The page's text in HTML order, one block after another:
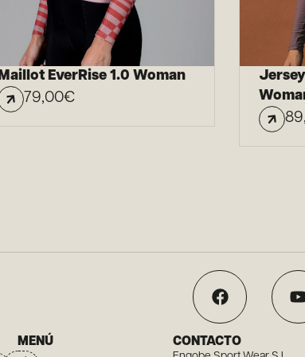
Maillot EverRise 1.0 Woman
79,00€
MENÚ CONTACTO